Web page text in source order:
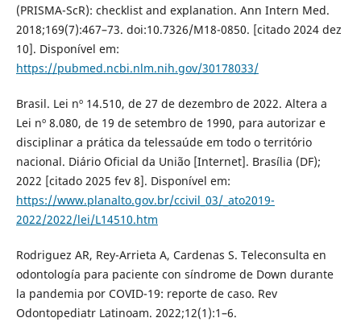
(PRISMA-ScR): checklist and explanation. Ann Intern Med.
2018;169(7):467–73. doi:10.7326/M18-0850. [citado 2024 dez
10]. Disponível em:
https://pubmed.ncbi.nlm.nih.gov/30178033/
Brasil. Lei nº 14.510, de 27 de dezembro de 2022. Altera a
Lei nº 8.080, de 19 de setembro de 1990, para autorizar e
disciplinar a prática da telessaúde em todo o território
nacional. Diário Oficial da União [Internet]. Brasília (DF);
2022 [citado 2025 fev 8]. Disponível em:
https://www.planalto.gov.br/ccivil_03/_ato2019-
2022/2022/lei/L14510.htm
Rodriguez AR, Rey-Arrieta A, Cardenas S. Teleconsulta en
odontología para paciente con síndrome de Down durante
la pandemia por COVID-19: reporte de caso. Rev
Odontopediatr Latinoam. 2022;12(1):1–6.